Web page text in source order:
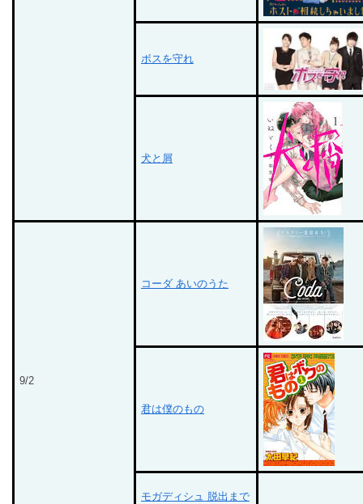
ボスを守れ
犬と屑
9/2
コーダ あいのうた
君は僕のもの
モガディシュ 脱出まで